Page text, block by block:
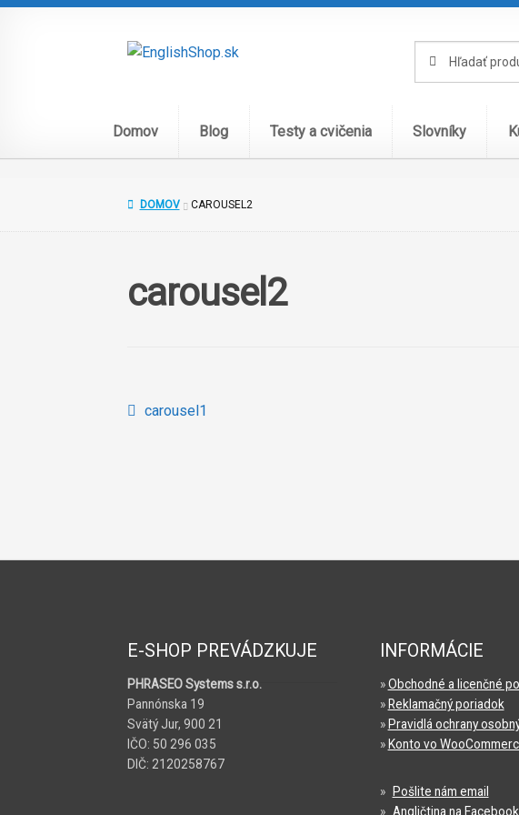
na
navigáciu
na
obsah
Domov Blog Testy a cvičenia Slovníky
DOMOV CAROUSEL2
carousel2
Navigácia
Predchádzajúci
carousel1
E-SHOP PREVÁDZKUJE
PHRASEO Systems s.r.o.
Pannónska 19
Svätý Jur, 900 21
IČO: 50 296 035
DIČ: 2120258767
INFORMÁCIE
»Obchodné a licenčné
» Reklamačný poriadok
» Pravidlá ochrany
» Konto vo
»
Pošlite nám email
» Angličtina na